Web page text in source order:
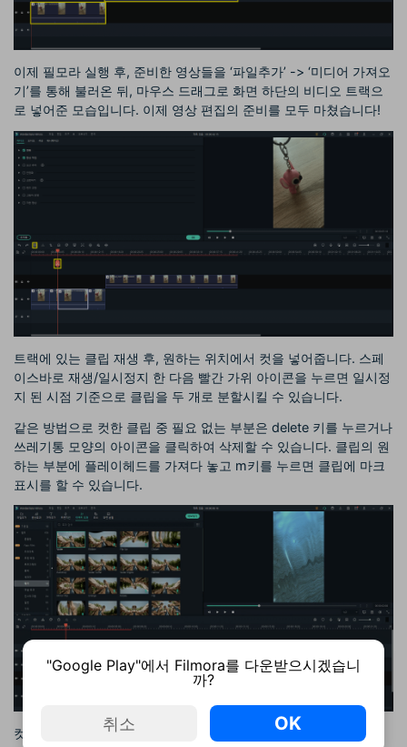
이제 필모라 실행 후, 준비한 영상들을 ‘파일추가’ -> ‘미디어 가져오
기’를 통해 불러온 뒤, 마우스 드래그로 화면 하단의 비디오 트랙으
로 넣어준 모습입니다. 이제 영상 편집의 준비를 모두 마쳤습니다!
트랙에 있는 클립 재생 후, 원하는 위치에서 컷을 넣어줍니다. 스페
이스바로 재생/일시정지 한 다음 빨간 가위 아이콘을 누르면 일시정
지 된 시점 기준으로 클립을 두 개로 분할시킬 수 있습니다.
같은 방법으로 컷한 클립 중 필요 없는 부분은 delete 키를 누르거나
쓰레기통 모양의 아이콘을 클릭하여 삭제할 수 있습니다. 클립의 원
하는 부분에 플레이헤드를 가져다 놓고 m키를 누르면 클립에 마크
표시를 할 수 있습니다.
컷한 클립을 복사하여 다른 트랙에 올린 다음, 복사한 클립에
"Google Play"에서 Filmora를 다운받으시겠습니
까?
취소 OK